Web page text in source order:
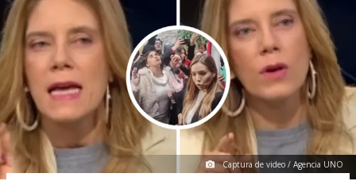
Captura de video / Agencia UNO